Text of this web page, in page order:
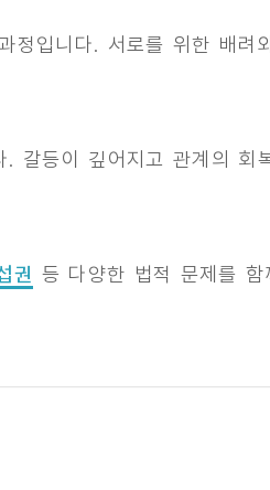
입니다. 서로를 위한 배
등이 깊어지고 관계의
권 등 다양한 법적 문제를